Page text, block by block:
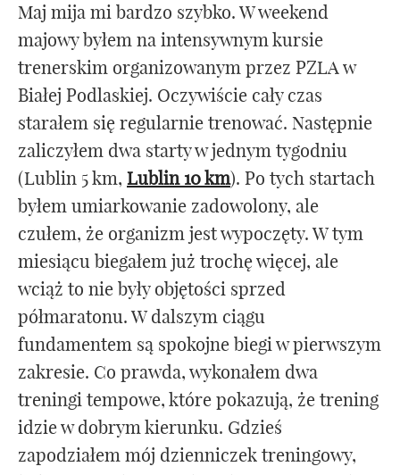
Maj mija mi bardzo szybko. W weekend
majowy byłem na intensywnym kursie
trenerskim organizowanym przez PZLA w
Białej Podlaskiej. Oczywiście cały czas
starałem się regularnie trenować. Następnie
zaliczyłem dwa starty w jednym tygodniu
(Lublin 5 km, Lublin 10 km). Po tych startach
byłem umiarkowanie zadowolony, ale
czułem, że organizm jest wypoczęty. W tym
miesiącu biegałem już trochę więcej, ale
wciąż to nie były objętości sprzed
półmaratonu. W dalszym ciągu
fundamentem są spokojne biegi w pierwszym
zakresie. Co prawda, wykonałem dwa
treningi tempowe, które pokazują, że trening
idzie w dobrym kierunku. Gdzieś
zapodziałem mój dzienniczek treningowy,